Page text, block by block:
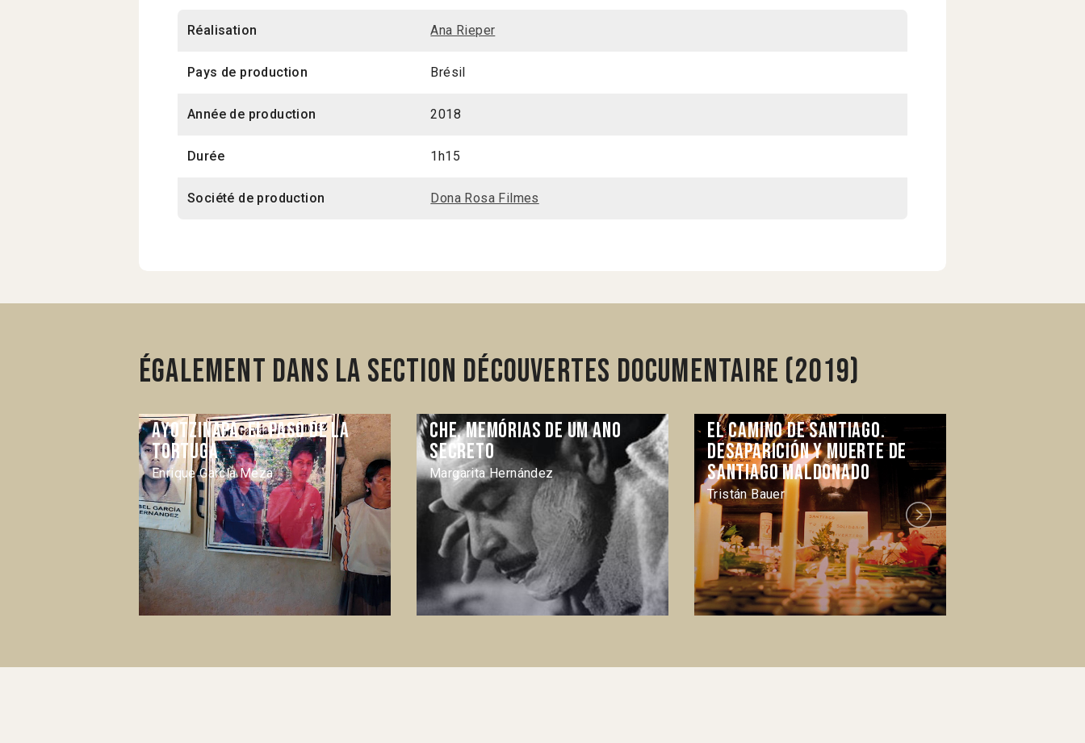
Réalisation Ana Rieper
Pays de production Brésil
Année de production 2018
Durée 1h15
Société de production Dona Rosa Filmes
Également dans la section Découvertes Documentaire (2019)
Ayotzinapa, el paso de la
tortuga
Enrique García Meza
Che, memórias de um ano
secreto
Margarita Hernández
El camino de Santiago.
Desaparición y muerte de
Santiago Maldonado
Tristán Bauer
Next